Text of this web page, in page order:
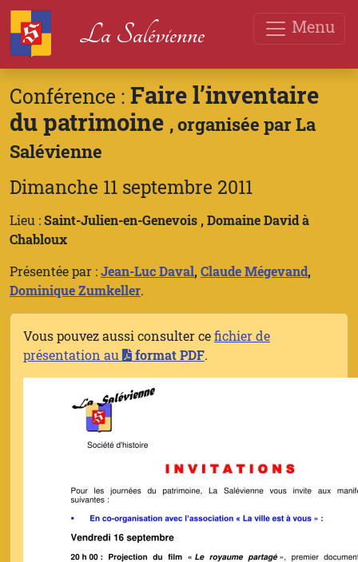
Menu
La Salévienne
Conférence : Faire l’inventaire
du patrimoine , organisée par La
Salévienne
Dimanche 11 septembre 2011
Lieu :Saint-Julien-en-Genevois , Domaine David à
Chabloux
Présentée par :Jean-Luc Daval,Claude Mégevand,
Dominique Zumkeller.
Vous pouvez aussi consulter cefichier de
présentation au
format PDF.